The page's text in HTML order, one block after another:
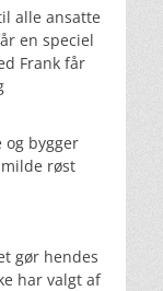
alle ansatte
en speciel
Frank får
og bygger
røst
gør hendes
har valgt af